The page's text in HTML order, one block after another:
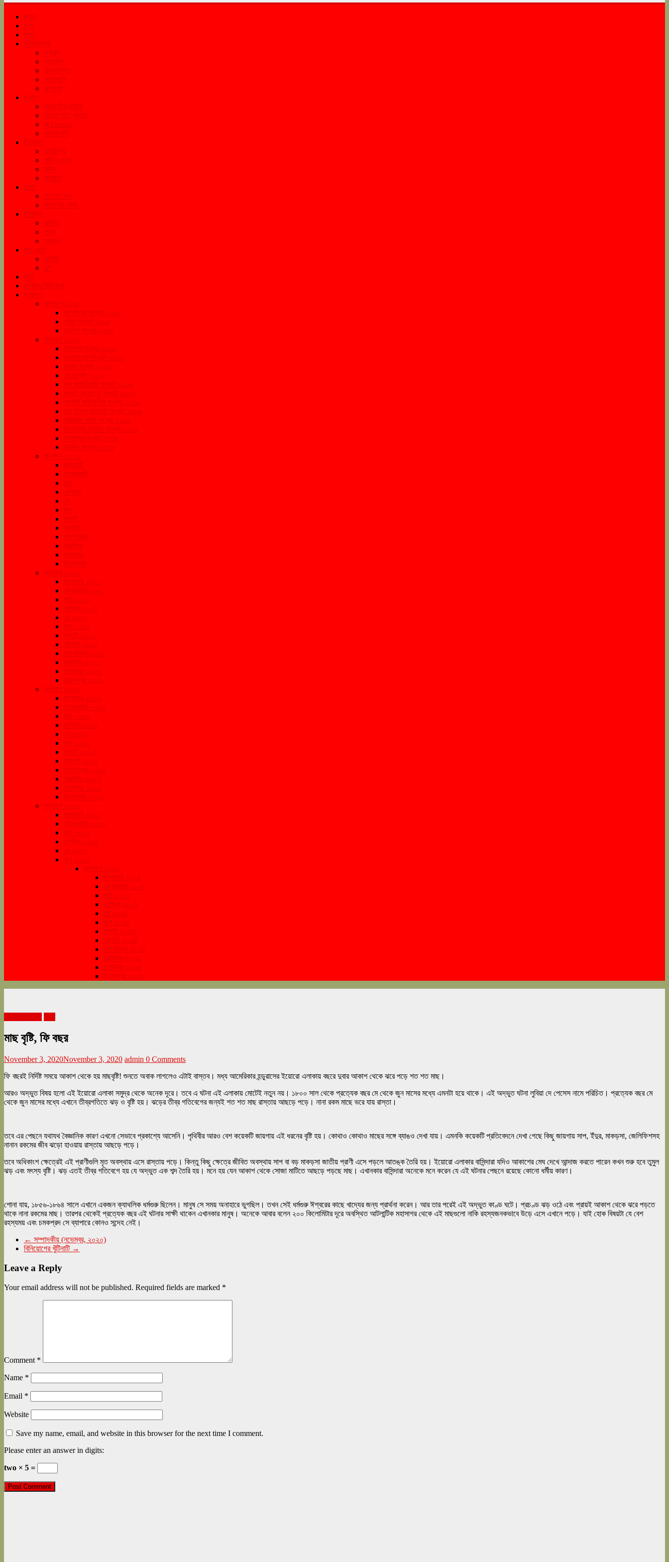
রাজ্য
দেশ
বিশ্ব
জীবনযাত্রা
স্বাস্থ্য
প্রযুক্তি
রসনাতৃপ্তি
গৃহস্থালি
রূপকলা
ভ্রমণ
ঘুরনচন্ডীর ডায়রি
যাওয়া মানে খাওয়া
ঘুরে tourএ
পথের দাবি
বিনোদন
চলচ্চিত্র
সঙ্গীত-নৃত্য
নাটক
অনুষ্ঠান
খেলা
দেশের খেলা
বিদেশের খেলা
সাহিত্য
কবিতা
গদ্য
প্রবন্ধ
কচি-কাঁচা
কবিতা
গল্প
কৃষি
বানিজ্য/বিনিয়োগ
সংরক্ষণ
সংরক্ষণ ২০১৮
রথ যাত্রা সংখ্যা ২০১৮
শারদ সংখ্যা ২০১৮
বড়দিন সংখ্যা ২০১৮
সংরক্ষণ ২০১৯
বইমেলা সংখ্যা ২০১৯
দোলযাত্রা সংখ্যা ২০১৯
নববর্ষ সংখ্যা ২০১৯
মে সংখ্যা ২০১৯
জুন জামাইষষ্ঠী সংখ্যা ২০১৯
জুলাই রথযাত্রা সংখ্যা ২০১৯
আগস্ট রাখীপূর্ণিমা সংখ্যা ২০১৯
সেপ্টেম্বর মহালয়া সংখ্যা ২০১৯
অক্টোবর শারদ সংখ্যা ২০১৯
ডিসেম্বর বড়দিন সংখ্যা ২০১৯
নভেম্বর সংখ্যা ২০১৯
বড়দিন সংখ্যা ২০১৯
সংরক্ষণ ২০২০
জানুয়ারী
ফেব্রুয়ারী
মার্চ
এপ্রিল
মে
জুন
জুলাই
অগাস্ট
সেপ্টেম্বর
অক্টোবর
নভেম্বর
ডিসেম্বর
সংরক্ষণ ২০২১
জানুয়ারি ২০২১
ফেব্রুয়ারি ২০২১
মার্চ ২০২১
এপ্রিল ২০২১
মে ২০২১
জুন ২০২১
জুলাই ২০২১
আগস্ট ২০২১
সেপ্টেম্বর ২০২১
অক্টোবর ২০২১
নভেম্বর ২০২১
ডিসেম্বর ২০২১
সংরক্ষণ ২০২২
জানুয়ারি ২০২২
ফেব্রুয়ারি ২০২২
মার্চ ২০২২
এপ্রিল ২০২২
মে ২০২২
জুন ২০২২
জুলাই ২০২২
আগস্ট ২০২২
সেপ্টেম্বর ২০২২
অক্টোবর ২০২২
নভেম্বর ২০২২
ডিসেম্বর ২০২২
সংরক্ষণ ২০২৩
জানুয়ারি ২০২৩
ফেব্রুয়ারি ২০২৩
মার্চ ২০২৩
এপ্রিল ২০২৩
মে ২০২৩
জুন ২০২৩
সংরক্ষণ ২০২৪
জানুয়ারি ২০২৪
ফেব্রুয়ারি ২০২৪
মার্চ ২০২৪
এপ্রিল ২০২৪
মে ২০২৪
জুন ২০২৪
জুলাই ২০২৪
আগস্ট ২০২৪
সেপ্টেম্বর ২০২৪
অক্টোবর ২০২৪
নভেম্বর ২০২৪
ডিসেম্বর ২০২৪
মাছ বৃষ্টি, ফি বছর
November 3, 2020November 3, 2020 admin 0 Comments
ফি বছরই নির্দিষ্ট সময়ে আকাশ থেকে হয় মাছবৃষ্টি! শুনতে অবাক লাগলেও এটাই বাস্তব। মধ্য আমেরিকার হন্ডুরাসের ইয়োরো এলাকায় বছরে দুবার আকাশ থেকে ঝরে পড়ে শত শত মাছ।
আরও অদ্ভুত বিষয় হলো এই ইয়োরো এলাকা সমুদ্র থেকে অনেক দূরে। তবে এ ঘটনা এই এলাকায় মোটেই নতুন নয়। ১৮০০ সাল থেকে প্রত্যেক বছর মে থেকে জুন মাসের মধ্যে এমনটা হয়ে থাকে। এই অদ্ভুত ঘটনা লুবিয়া দে পেসেস নামে পরিচিত। প্রত্যেক বছর মে
থেকে জুন মাসের মধ্যে এখানে তীব্রগতিতে ঝড় ও বৃষ্টি হয়। ঝড়ের তীব্র গতিবেগের জন্যই শত শত মাছ রাস্তায় আছড়ে পড়ে। নানা রকম মাছে ভরে যায় রাস্তা।
তবে এর পেছনে যথাযথ বৈজ্ঞানিক কারণ এখনো সেভাবে প্রকাশ্যে আসেনি। পৃথিবীর আরও বেশ কয়েকটি জায়গায় এই ধরনের বৃষ্টি হয়। কোথাও কোথাও মাছের সঙ্গে ব্যাঙও দেখা যায়। এমনকি কয়েকটি প্রতিবেদনে দেখা গেছে কিছু জায়গায় সাপ, ইঁদুর, মাকড়সা, জেলিফিশসহ
নানান রকমের জীব ঝড়ো হাওয়ায় রাস্তায় আছড়ে পড়ে।
তবে অধিকাংশ ক্ষেত্রেই এই প্রাণীগুলি মৃত অবস্থায় এসে রাস্তায় পড়ে। কিন্তু কিছু ক্ষেত্রে জীবিত অবস্থায় সাপ বা বড় মাকড়সা জাতীয় প্রাণী এসে পড়লে আতঙ্ক তৈরি হয়। ইয়োরো এলাকার বাসিন্দারা যদিও আকাশের মেঘ দেখে আন্দাজ করতে পারেন কখন শুরু হবে তুমুল
ঝড় এবং মৎস্য বৃষ্টি। ঝড় এতই তীব্র গতিবেগে হয় যে অদ্ভুত এক শব্দ তৈরি হয়। মনে হয় যেন আকাশ থেকে সোজা মাটিতে আছড়ে পড়ছে মাছ। এখানকার বাসিন্দারা অনেকে মনে করেন যে এই ঘটনার পেছনে রয়েছে কোনো ধর্মীয় কারণ।
শোনা যায়, ১৮৫৬-১৮৬৪ সালে এখানে একজন ক্যাথলিক ধর্মগুরু ছিলেন। মানুষ সে সময় অনাহারে ভুগছিল। তখন সেই ধর্মগুরু ঈশ্বরের কাছে খাদ্যের জন্য প্রার্থনা করেন। আর তার পরেই এই অদ্ভুত কাণ্ড ঘটে। প্রচণ্ড ঝড় ওঠে এবং প্রায়ই আকাশ থেকে ঝরে পড়তে
থাকে নানা রকমের মাছ। তারপর থেকেই প্রত্যেক বছর এই ঘটনার সাক্ষী থাকেন এখানকার মানুষ। অনেকে আবার বলেন ২০০ কিলোমিটার দূরে অবস্থিত আটলান্টিক মহাসাগর থেকে এই মাছগুলো নাকি রহস্যজনকভাবে উড়ে এসে এখানে পড়ে। যাই হোক বিষয়টা যে বেশ
রহস্যময় এবং চমকপ্রদ সে ব্যাপারে কোনও সন্দেহ নেই।
← সম্পাদকীয় (নভেম্বর, ২০২০)
বিনিয়োগের খুঁটিনাটি →
Leave a Reply
Your email address will not be published. Required fields are marked *
Comment *
Name *
Email *
Website
Save my name, email, and website in this browser for the next time I comment.
Please enter an answer in digits:
two × 5 =